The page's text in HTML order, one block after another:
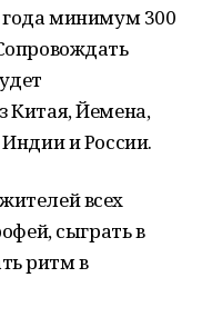
года минимум 300
Китая, Йемена,
и России.
всех
сыграть в
ритм в